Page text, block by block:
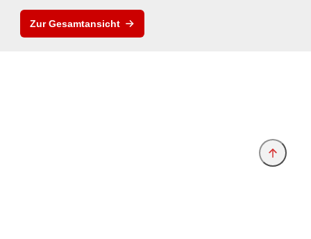
Zur Gesamtansicht